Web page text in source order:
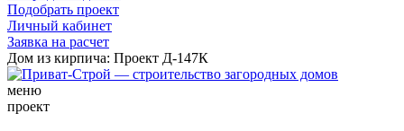
Подобрать проект
Личный кабинет
Заявка на расчет
Дом из кирпича: Проект Д-147К
меню
проект